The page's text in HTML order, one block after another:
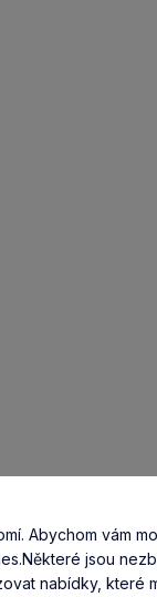
Abychom vám
Některé jsou
nabídky, které